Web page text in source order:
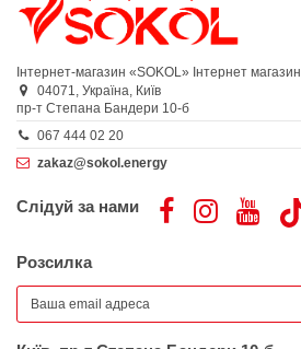
Інтернет-магазин «SOKOL» Інтернет магазин
04071, Україна, Київ
пр-т Степана Бандери 10-б
067 444 02 20
zakaz@sokol.energy
Слідуй за нами
Розсилка